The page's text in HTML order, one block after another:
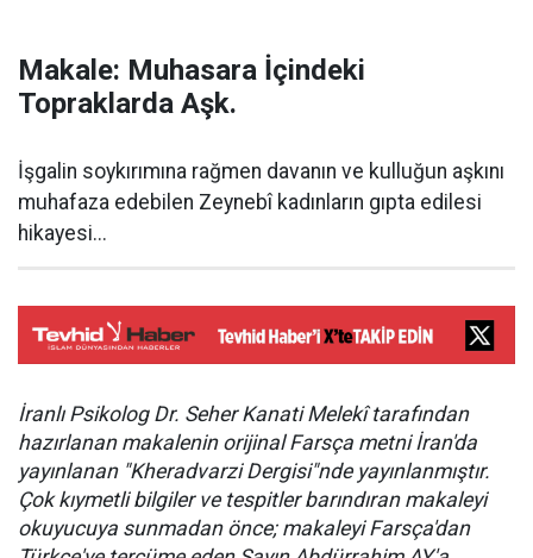
Makale: Muhasara İçindeki
Topraklarda Aşk.
İşgalin soykırımına rağmen davanın ve kulluğun aşkını
muhafaza edebilen Zeynebî kadınların gıpta edilesi
hikayesi...
İranlı Psikolog Dr. Seher Kanati Melekî tarafından
hazırlanan makalenin orijinal Farsça metni İran'da
yayınlanan "Kheradvarzi Dergisi"nde yayınlanmıştır.
Çok kıymetli bilgiler ve tespitler barındıran makaleyi
okuyucuya sunmadan önce; makaleyi Farsça'dan